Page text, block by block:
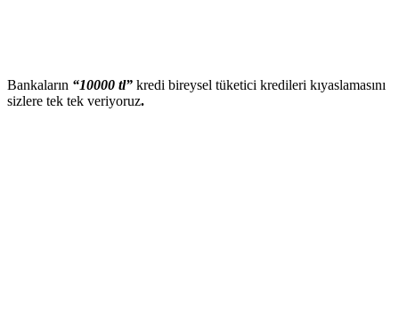
Bankaların “10000 tl” kredi bireysel tüketici kredileri kıyaslamasını
sizlere tek tek veriyoruz.